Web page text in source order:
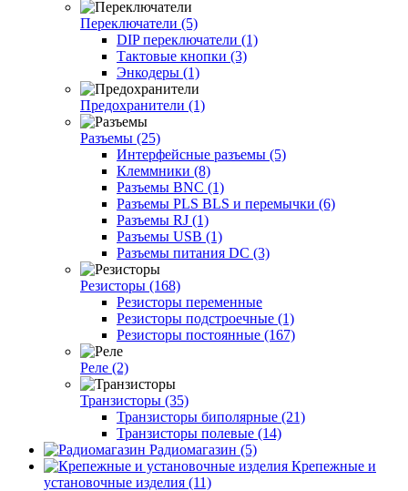
Переключатели (5)
DIP переключатели (1)
Тактовые кнопки (3)
Энкодеры (1)
Предохранители (1)
Разъемы (25)
Интерфейсные разъемы (5)
Клеммники (8)
Разъемы BNC (1)
Разъемы PLS BLS и перемычки (6)
Разъемы RJ (1)
Разъемы USB (1)
Разъемы питания DC (3)
Резисторы (168)
Резисторы переменные
Резисторы подстроечные (1)
Резисторы постоянные (167)
Реле (2)
Транзисторы (35)
Транзисторы биполярные (21)
Транзисторы полевые (14)
Радиомагазин (5)
Крепежные и
установочные изделия (11)